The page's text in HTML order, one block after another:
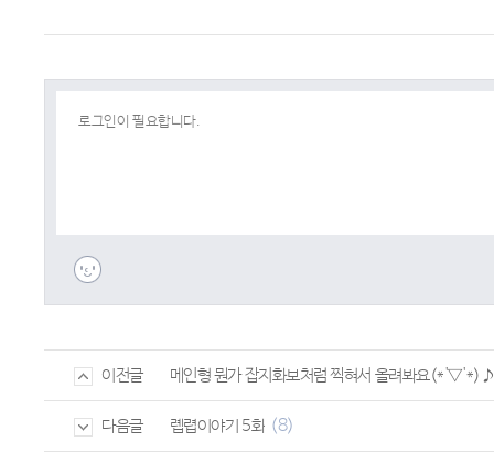
이전글 메인형 뭔가 잡지화보처럼 찍혀서 올려봐요(*'▽'*)♪
다음글 롑렵이야기 5화 (8)